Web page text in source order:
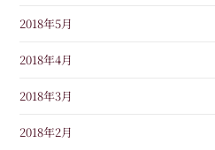
2018年5月
2018年4月
2018年3月
2018年2月